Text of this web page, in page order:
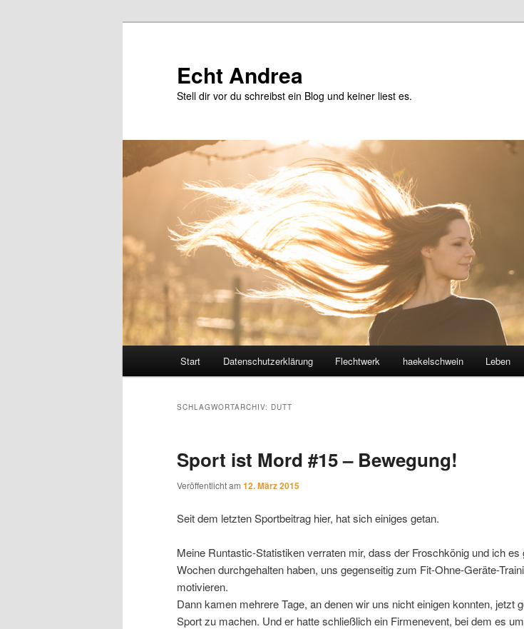
Echt Andrea
Stell dir vor du schreibst ein Blog und keiner liest es.
Start Datenschutzerklärung Flechtwerk haekelschwein Leben
SCHLAGWORTARCHIV: DUTT
Sport ist Mord #15 – Bewegung!
Veröffentlicht am 12. März 2015
Seit dem letzten Sportbeitrag hier, hat sich einiges getan.
Meine Runtastic-Statistiken verraten mir, dass der Froschkönig und ich es
Wochen durchgehalten haben, uns gegenseitig zum Fit-Ohne-Geräte-
motivieren.
Dann kamen mehrere Tage, an denen wir uns nicht einigen konnten, jetzt
Sport zu machen. Und er hatte schließlich ein Firmenevent, bei dem es um